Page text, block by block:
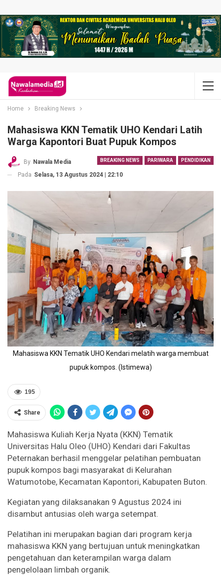
Home Breaking News
Mahasiswa KKN Tematik UHO Kendari Latih
Warga Kapontori Buat Pupuk Kompos
BREAKING NEWS PARIWARA PENDIDIKAN
By Nawala Media
Pada Selasa, 13 Agustus 2024 | 22:10
Mahasiswa KKN Tematik UHO Kendari melatih warga membuat
pupuk kompos. (Istimewa)
195
Share
Mahasiswa Kuliah Kerja Nyata (KKN) Tematik
Universitas Halu Oleo (UHO) Kendari dari Fakultas
Peternakan berhasil menggelar pelatihan pembuatan
pupuk kompos bagi masyarakat di Kelurahan
Watumotobe, Kecamatan Kapontori, Kabupaten Buton.
Kegiatan yang dilaksanakan 9 Agustus 2024 ini
disambut antusias oleh warga setempat.
Pelatihan ini merupakan bagian dari program kerja
mahasiswa KKN yang bertujuan untuk meningkatkan
pengetahuan dan keterampilan warga dalam
pengelolaan limbah organik.